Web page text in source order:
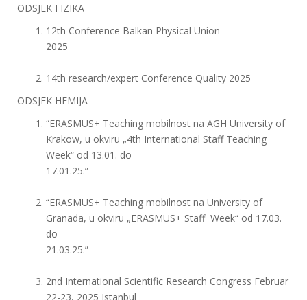
ODSJEK FIZIKA
12th Conference Balkan Physical Union
2025
14th research/expert Conference Quality 2025
ODSJEK HEMIJA
“ERASMUS+ Teaching mobilnost na AGH University of
Krakow, u okviru „4th International Staff Teaching
Week“ od 13.01. do
17.01.25.”
“ERASMUS+ Teaching mobilnost na University of
Granada, u okviru „ERASMUS+ Staff Week“ od 17.03.
do
21.03.25.”
2nd International Scientific Research Congress Februar
22-23, 2025 Istanbul